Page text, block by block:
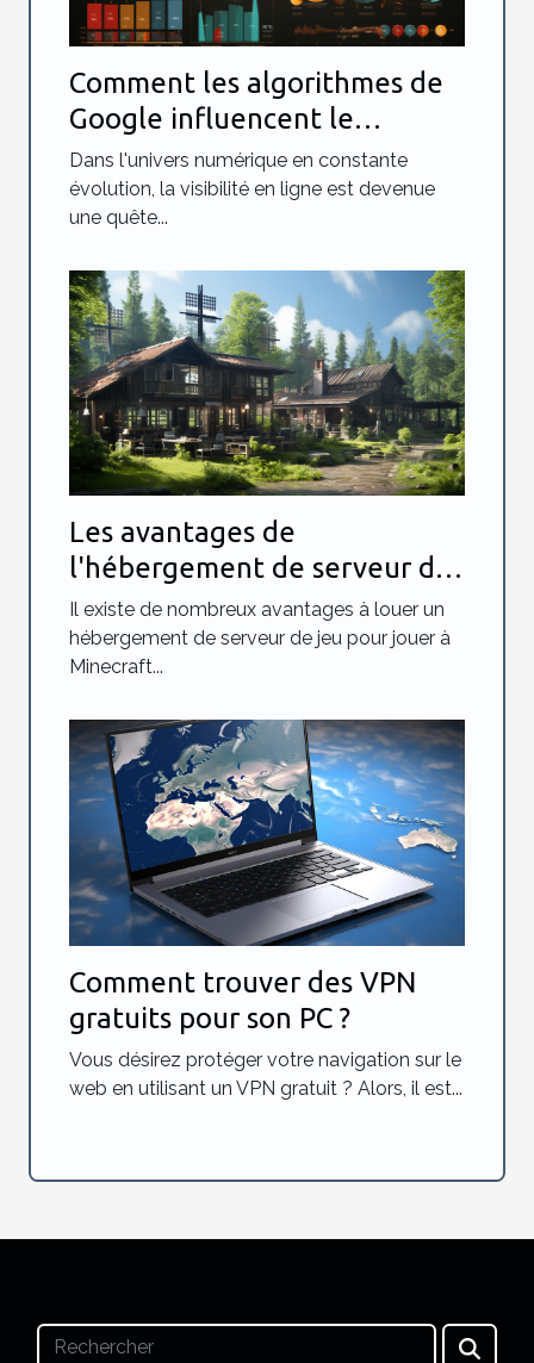
Comment les algorithmes de
Google influencent le
référencement naturel des
sites web
Dans l'univers numérique en constante
évolution, la visibilité en ligne est devenue
une quête...
Les avantages de
l'hébergement de serveur de
jeu Minecraft
Il existe de nombreux avantages à louer un
hébergement de serveur de jeu pour jouer à
Minecraft...
Comment trouver des VPN
gratuits pour son PC ?
Vous désirez protéger votre navigation sur le
web en utilisant un VPN gratuit ? Alors, il est...